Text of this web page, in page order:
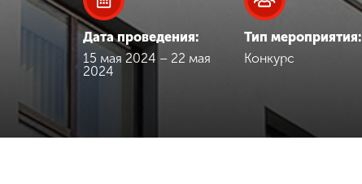
деятельность
Другие виды
деятельности
Студенческая
жизнь
Дата проведения:
15 мая 2024 – 22 мая
2024
Тип мероприятия:
Конкурс